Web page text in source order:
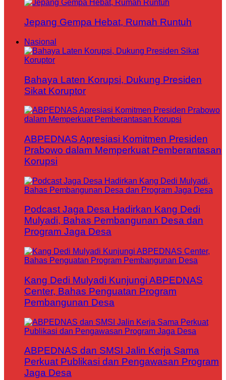
Jepang Gempa Hebat, Rumah Runtuh
Nasional
Bahaya Laten Korupsi, Dukung Presiden
Sikat Koruptor
ABPEDNAS Apresiasi Komitmen Presiden
Prabowo dalam Memperkuat Pemberantasan
Korupsi
Podcast Jaga Desa Hadirkan Kang Dedi
Mulyadi, Bahas Pembangunan Desa dan
Program Jaga Desa
Kang Dedi Mulyadi Kunjungi ABPEDNAS
Center, Bahas Penguatan Program
Pembangunan Desa
ABPEDNAS dan SMSI Jalin Kerja Sama
Perkuat Publikasi dan Pengawasan Program
Jaga Desa